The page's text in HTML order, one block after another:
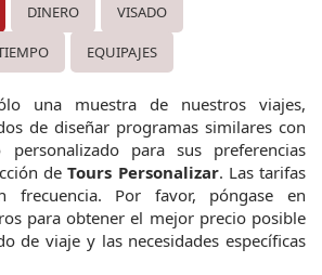
DINERO VISADO
EQUIPAJES
una muestra de nuestros viajes,
de diseñar programas similares con
para sus preferencias
de Tours Personalizar. Las tarifas
frecuencia. Por favor, póngase en
para obtener el mejor precio posible
de viaje y las necesidades específicas